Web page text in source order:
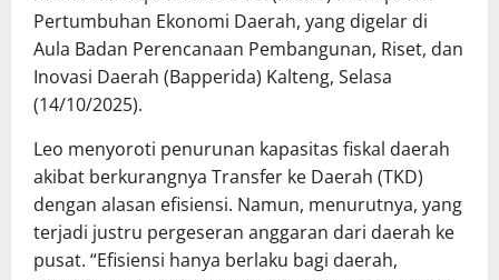
Pertumbuhan Ekonomi Daerah, yang digelar di
Aula Badan Perencanaan Pembangunan, Riset, dan
Inovasi Daerah (Bapperida) Kalteng, Selasa
(14/10/2025).
Leo menyoroti penurunan kapasitas fiskal daerah
akibat berkurangnya Transfer ke Daerah (TKD)
dengan alasan efisiensi. Namun, menurutnya, yang
terjadi justru pergeseran anggaran dari daerah ke
pusat. “Efisiensi hanya berlaku bagi daerah,